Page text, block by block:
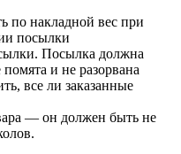
по накладной вес при
посылки
Посылка должна
и не разорвана
все ли заказанные
— он должен быть не